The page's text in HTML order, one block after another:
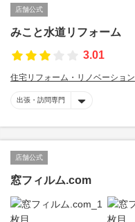
店舗公式
みこと水道リフォーム
3.01
住宅リフォーム・リノベーション
出張・訪問専門
店舗公式
窓フィルム.com